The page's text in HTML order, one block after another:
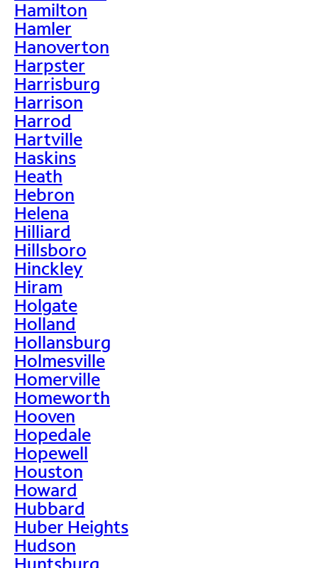
Hamilton
Hamler
Hanoverton
Harpster
Harrisburg
Harrison
Harrod
Hartville
Haskins
Heath
Hebron
Helena
Hilliard
Hillsboro
Hinckley
Hiram
Holgate
Holland
Hollansburg
Holmesville
Homerville
Homeworth
Hooven
Hopedale
Hopewell
Houston
Howard
Hubbard
Huber Heights
Hudson
Huntsburg